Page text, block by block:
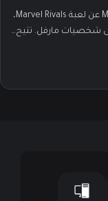
كشفت NetEase Games و Marvel Games عن لعبة Marvel Rivals،